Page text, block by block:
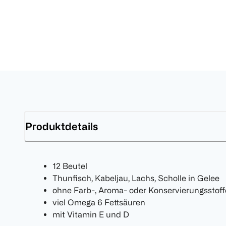
Produktdetails
12 Beutel
Thunfisch, Kabeljau, Lachs, Scholle in Gelee
ohne Farb-, Aroma- oder
viel Omega 6 Fettsäuren
mit Vitamin E und D